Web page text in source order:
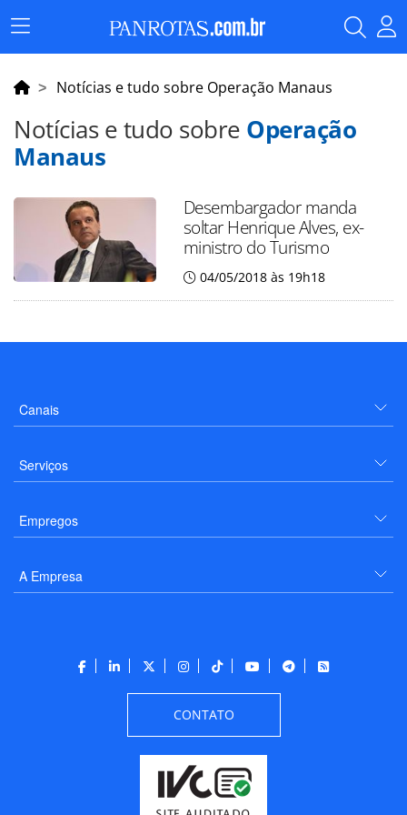
Menu
Principal
Notícias e tudo sobre Operação Manaus
Notícias e tudo sobre Operação
Manaus
Desembargador manda
soltar Henrique Alves, ex-
ministro do Turismo
04/05/2018 às 19h18
Canais
Serviços
Empregos
A Empresa
CONTATO